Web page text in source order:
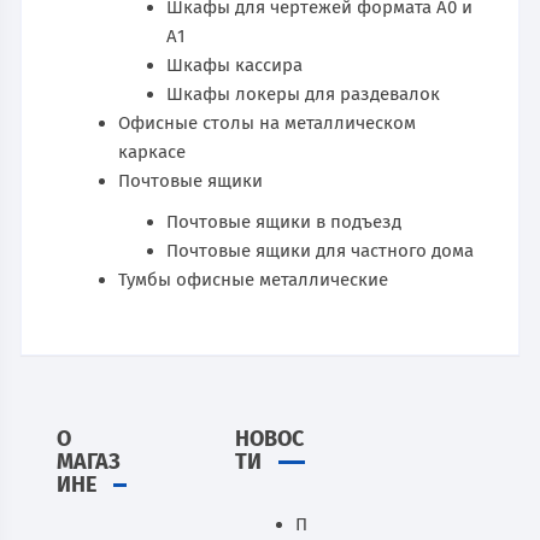
Шкафы для чертежей формата А0 и
А1
Шкафы кассира
Шкафы локеры для раздевалок
Офисные столы на металлическом
каркасе
Почтовые ящики
Почтовые ящики в подъезд
Почтовые ящики для частного дома
Тумбы офисные металлические
О
МАГАЗ
ИНЕ
НОВОС
ТИ
П